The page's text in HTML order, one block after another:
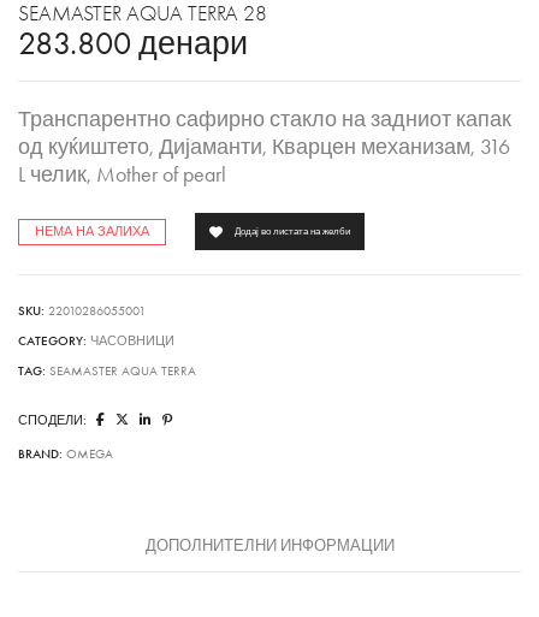
SEAMASTER AQUA TERRA 28
283.800 денари
Транспарентно сафирно стакло на задниот капак
од куќиштето, Дијаманти, Кварцен механизам, 316
L челик, Mother of pearl
НЕМА НА ЗАЛИХА Додај во листата на желби
SKU: 22010286055001
CATEGORY: ЧАСОВНИЦИ
TAG: SEAMASTER AQUA TERRA
СПОДЕЛИ:
BRAND: OMEGA
ДОПОЛНИТЕЛНИ ИНФОРМАЦИИ